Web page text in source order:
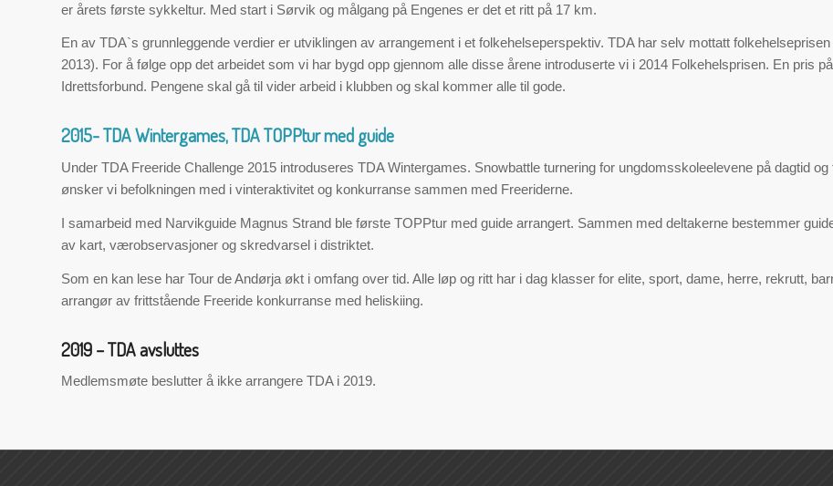
er årets første sykkeltur. Med start i Sørvik og målgang på Engenes er det et ritt på 17 km.
En av TDA`s grunnleggende verdier er utviklingen av arrangement i et folkehelseperspektiv. TDA har selv mottatt
2013). For å følge opp det arbeidet som vi har bygd opp gjennom alle disse årene introduserte vi i 2014 Folkehelsprisen. En pris
Idrettsforbund. Pengene skal gå til vider arbeid i klubben og skal kommer alle til gode.
2015- TDA Wintergames, TDA TOPPtur med guide
Under TDA Freeride Challenge 2015 introduseres TDA Wintergames. Snowbattle turnering for ungdomsskoleelevene på dagtid
ønsker vi befolkningen med i vinteraktivitet og konkurranse sammen med Freeriderne.
I samarbeid med Narvikguide Magnus Strand ble første TOPPtur med guide arrangert. Sammen med deltakerne bestemmer
av kart, værobservasjoner og skredvarsel i distriktet.
Som en kan lese har Tour de Andørja økt i omfang over tid. Alle løp og ritt har i dag klasser for elite, sport, dame, herre, rekrutt,
arrangør av frittstående Freeride konkurranse med heliskiing.
2019 – TDA avsluttes
Medlemsmøte beslutter å ikke arrangere TDA i 2019.